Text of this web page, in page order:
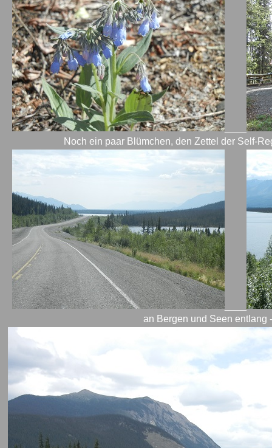
Noch ein paar Blümchen, den Zettel der Self-
an Bergen und Seen entlang